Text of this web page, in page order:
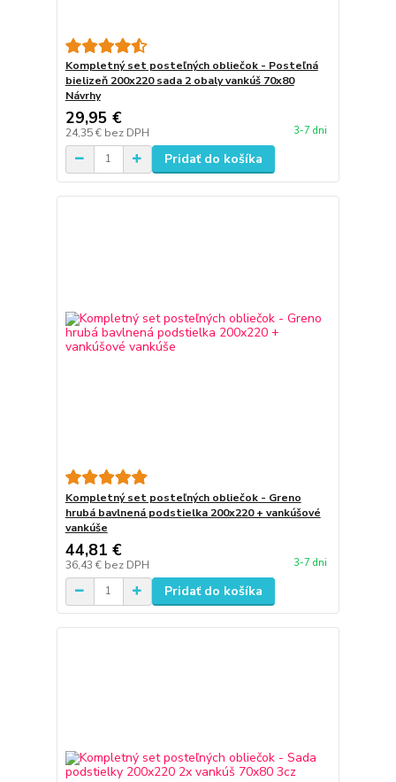
Kompletný set posteľných obliečok - Posteľná
bielizeň 200x220 sada 2 obaly vankúš 70x80
Návrhy
29,95 €
24,35 € bez DPH 3-7 dni
Pridať do košíka
Kompletný set posteľných obliečok - Greno
hrubá bavlnená podstielka 200x220 + vankúšové
vankúše
44,81 €
36,43 € bez DPH 3-7 dni
Pridať do košíka